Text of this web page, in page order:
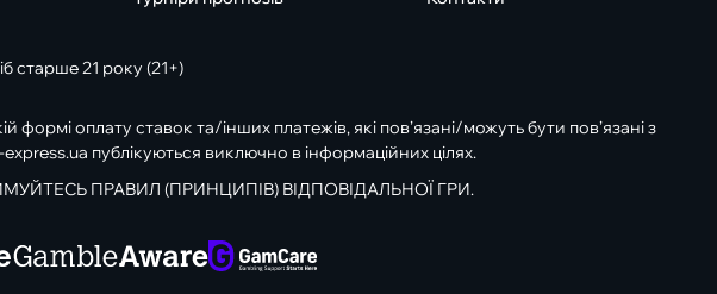
старше 21 року (21+)
оплату ставок та/інших платежів, які пов’язані/можуть бути пов’язані з
публікуються виключно в інформаційних цілях.
ПРАВИЛ (ПРИНЦИПІВ) ВІДПОВІДАЛЬНОЇ ГРИ.